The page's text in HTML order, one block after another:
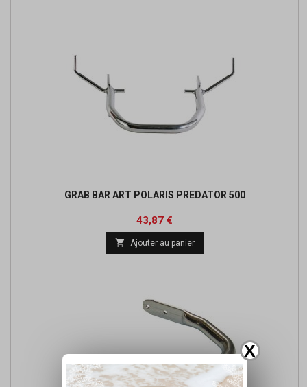
X
GRAB BAR ART POLARIS PREDATOR 500
Prix
43,87 €
base
 Ajouter au panier